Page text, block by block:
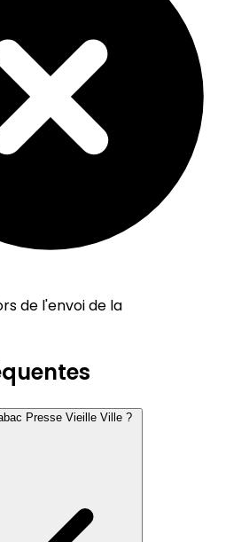
de l'envoi de la
Presse Vieille Ville ?